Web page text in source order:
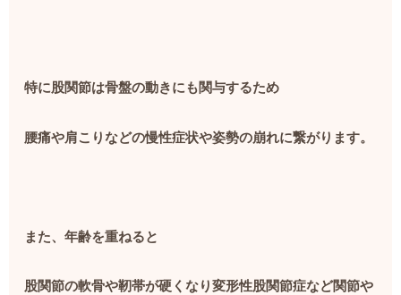
特に股関節は骨盤の動きにも関与するため
腰痛や肩こりなどの慢性症状や姿勢の崩れに繋がります。
また、年齢を重ねると
股関節の軟骨や靭帯が硬くなり変形性股関節症など関節や